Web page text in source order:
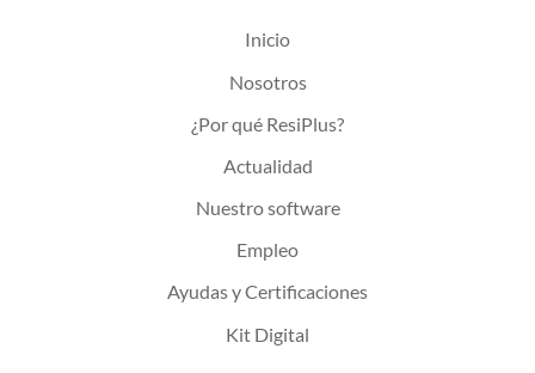
Inicio
Nosotros
¿Por qué ResiPlus?
Actualidad
Nuestro software
Empleo
Ayudas y Certificaciones
Kit Digital